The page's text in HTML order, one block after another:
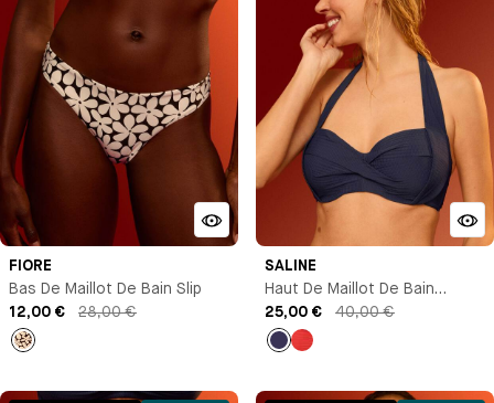
FIORE
Bas De Maillot De Bain Slip
12,00 €
28,00 €
SALINE
Haut De Maillot De Bain
Corbeille
25,00 € 40,00 €